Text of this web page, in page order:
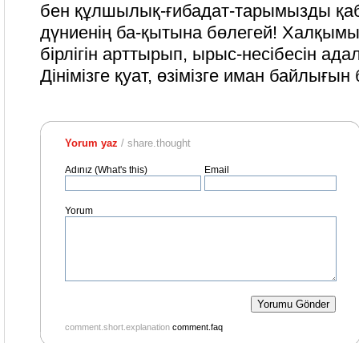
бен құлшылық-ғибадат-тарымызды
дүниенің ба-қытына бөлегей!
бірлігін арттырып, ырыс-несібесін
Дінімізге қуат, өзімізге иман
Yorum yaz / share.thought
Adınız (What's this) Email
Yorum
comment.short.explanation comment.faq